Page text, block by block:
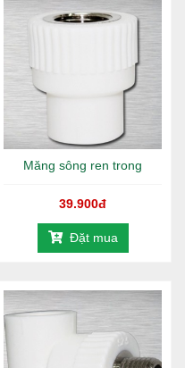
Măng sông ren trong
39.900đ
Đặt mua